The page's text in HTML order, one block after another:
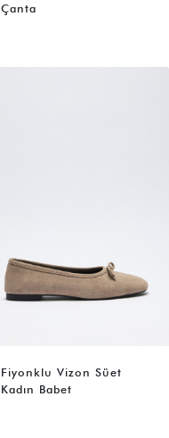
Çanta
Fiyonklu Vizon Süet
Kadın Babet